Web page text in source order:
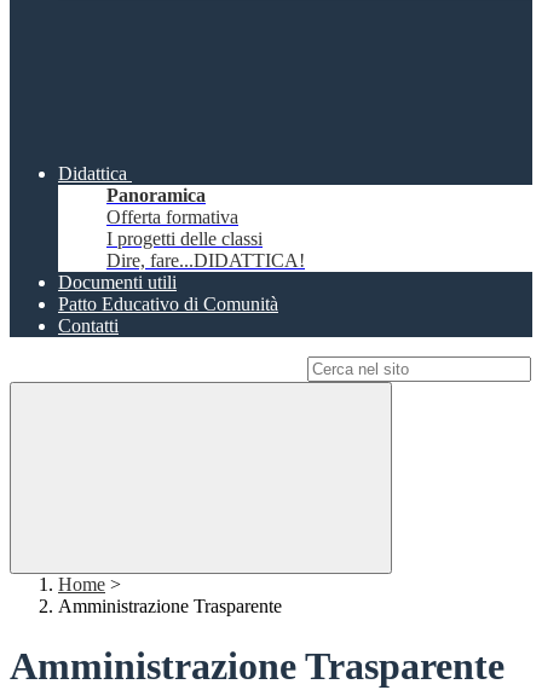
Didattica
Panoramica
Offerta formativa
I progetti delle classi
Dire, fare...DIDATTICA!
Documenti utili
Patto Educativo di Comunità
Contatti
Home >
Amministrazione Trasparente
Amministrazione Trasparente